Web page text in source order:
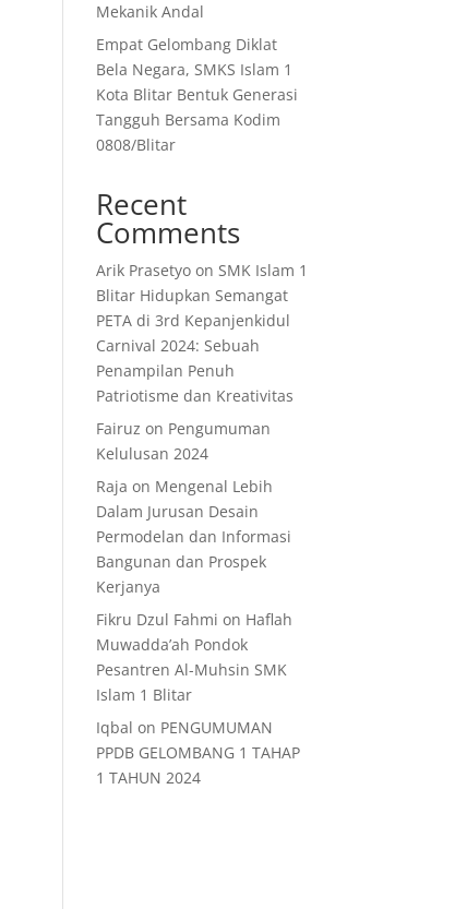
Mekanik Andal
Empat Gelombang Diklat
Bela Negara, SMKS Islam 1
Kota Blitar Bentuk Generasi
Tangguh Bersama Kodim
0808/Blitar
Recent
Comments
Arik Prasetyo onSMK Islam 1
Blitar Hidupkan Semangat
PETA di 3rd Kepanjenkidul
Carnival 2024: Sebuah
Penampilan Penuh
Patriotisme dan Kreativitas
Fairuz on Pengumuman
Kelulusan 2024
Raja on Mengenal Lebih
Dalam Jurusan Desain
Permodelan dan Informasi
Bangunan dan Prospek
Kerjanya
Fikru Dzul Fahmi on Haflah
Muwadda’ah Pondok
Pesantren Al-Muhsin SMK
Islam 1 Blitar
Iqbal on PENGUMUMAN
PPDB GELOMBANG 1 TAHAP
1 TAHUN 2024